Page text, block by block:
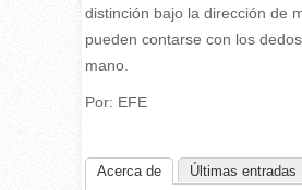
distinción bajo la dirección de
pueden contarse con los
mano.
Por: EFE
Acerca de Últimas entradas